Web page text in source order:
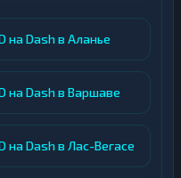
на Dash в Аланье
на Dash в Варшаве
Dash в Лас-Вегасе